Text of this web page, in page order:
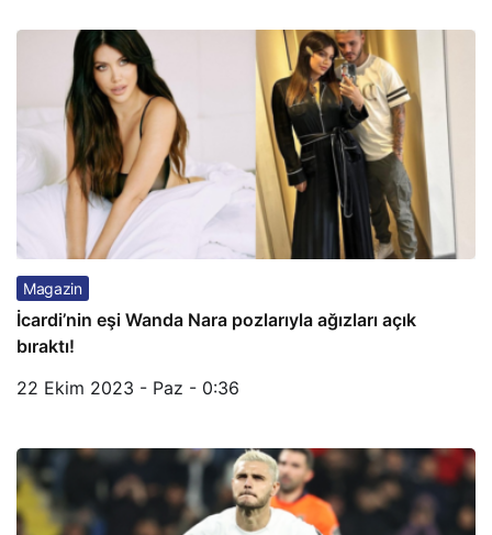
Magazin
İcardi’nin eşi Wanda Nara pozlarıyla ağızları açık
bıraktı!
22 Ekim 2023 - Paz - 0:36